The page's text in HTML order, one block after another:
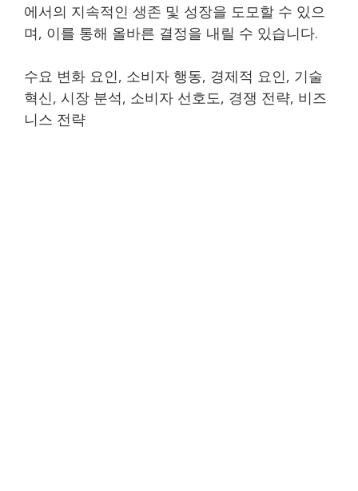
에서의 지속적인 생존 및 성장을 도모할 수 있으
며, 이를 통해 올바른 결정을 내릴 수 있습니다.
수요 변화 요인, 소비자 행동, 경제적 요인, 기술
혁신, 시장 분석, 소비자 선호도, 경쟁 전략, 비즈
니스 전략